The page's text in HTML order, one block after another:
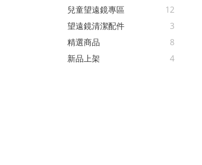
兒童望遠鏡專區
12
望遠鏡清潔配件
3
精選商品
8
新品上架
4